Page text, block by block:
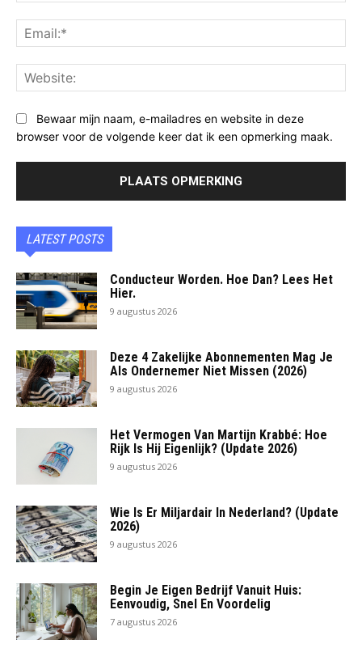
Bewaar mijn naam, e-mailadres en website in deze
browser voor de volgende keer dat ik een opmerking maak.
LATEST POSTS
Conducteur Worden. Hoe Dan? Lees Het
Hier.
9 augustus 2026
Deze 4 Zakelijke Abonnementen Mag Je
Als Ondernemer Niet Missen (2026)
9 augustus 2026
Het Vermogen Van Martijn Krabbé: Hoe
Rijk Is Hij Eigenlijk? (Update 2026)
9 augustus 2026
Wie Is Er Miljardair In Nederland? (Update
2026)
9 augustus 2026
Begin Je Eigen Bedrijf Vanuit Huis:
Eenvoudig, Snel En Voordelig
7 augustus 2026